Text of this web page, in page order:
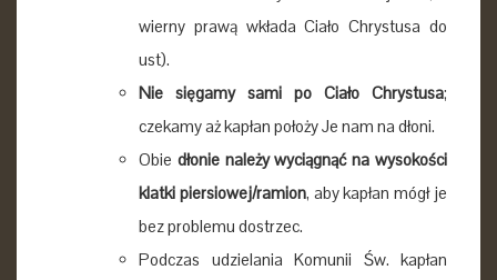
wierny prawą wkłada Ciało Chrystusa do
ust).
Nie sięgamy sami po Ciało Chrystusa;
czekamy aż kapłan położy Je nam na dłoni.
Obie dłonie należy wyciągnąć na wysokości
klatki piersiowej/ramion, aby kapłan mógł je
bez problemu dostrzec.
Podczas udzielania Komunii Św. kapłan